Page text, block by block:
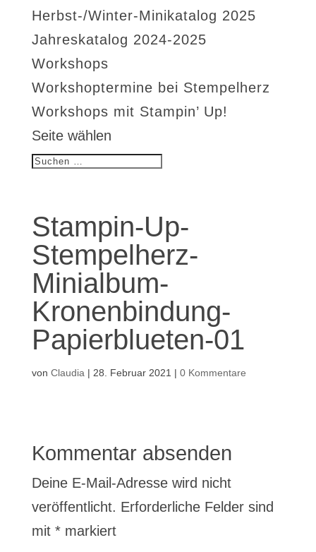
Herbst-/Winter-Minikatalog 2025
Jahreskatalog 2024-2025
Workshops
Workshoptermine bei Stempelherz
Workshops mit Stampin’ Up!
Seite wählen
Stampin-Up-
Stempelherz-
Minialbum-
Kronenbindung-
Papierblueten-01
von Claudia | 28. Februar 2021 | 0 Kommentare
Kommentar absenden
Deine E-Mail-Adresse wird nicht
veröffentlicht. Erforderliche Felder sind
mit *markiert